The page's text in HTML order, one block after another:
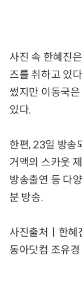
사진 속 한혜진
즈를 취하고 있
썼지만 이동국
있다.
한편, 23일 방송
거액의 스카웃
방송출연 등 다
분 방송.
사진출처ㅣ한혜
동아닷컴 조유